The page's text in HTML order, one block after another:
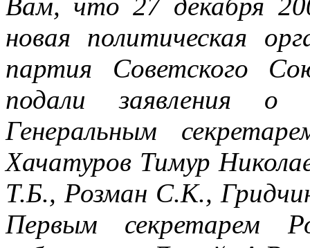
Вам, что 27 декабря
новая политическая
партия Советского
подали заявления
Генеральным
Хачатуров Тимур
Т.Б., Розман С.К.,
Первым секретарем